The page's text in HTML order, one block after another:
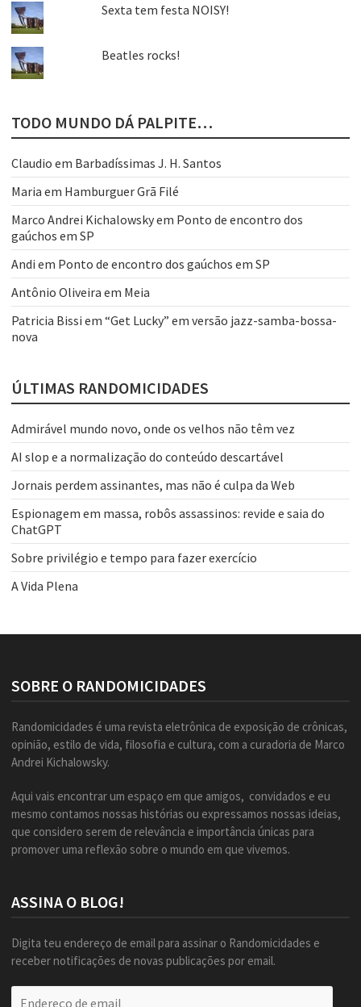
Sexta tem festa NOISY!
Beatles rocks!
TODO MUNDO DÁ PALPITE…
Claudio em Barbadíssimas J. H. Santos
Maria em Hamburguer Grã Filé
Marco Andrei Kichalowskyem Ponto de encontro dos
gaúchos em SP
Andi em Ponto de encontro dos gaúchos em SP
Antônio Oliveira em Meia
Patricia Bissi em “Get Lucky” em versão jazz-samba-bossa-
nova
ÚLTIMAS RANDOMICIDADES
Admirável mundo novo, onde os velhos não têm vez
AI slop e a normalização do conteúdo descartável
Jornais perdem assinantes, mas não é culpa da Web
Espionagem em massa, robôs assassinos: revide e saia do
ChatGPT
Sobre privilégio e tempo para fazer exercício
A Vida Plena
SOBRE O RANDOMICIDADES
Randomicidades é uma revista eletrônica de exposição de crônicas,
opinião, estilo de vida, filosofia e cultura, com a curadoria de Marco
Andrei Kichalowsky.
Aqui vais encontrar um espaço em que amigos, convidados e eu
mesmo contamos nossas histórias ou expressamos nossas ideias,
que considero serem de relevância e importância únicas para
promover uma reflexão sobre o mundo em que vivemos.
ASSINA O BLOG!
Digita teu endereço de email para assinar o Randomicidades e
receber notificações de novas publicações por email.